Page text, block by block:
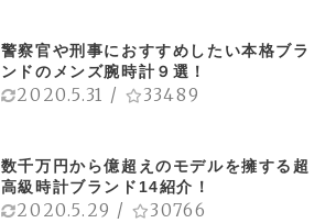
警察官や刑事におすすめしたい本格ブラ
ンドのメンズ腕時計９選！
2020.5.31 / 33489
数千万円から億超えのモデルを擁する超
高級時計ブランド14紹介！
2020.5.29 / 30766